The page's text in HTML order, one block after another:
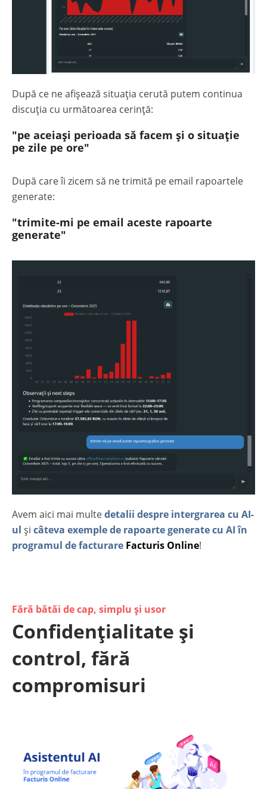
După ce ne afișează situația cerută putem continua
discuția cu următoarea cerință:
"pe aceiași perioada să facem și o situație
pe zile pe ore"
După care îi zicem să ne trimită pe email rapoartele
generate:
"trimite-mi pe email aceste rapoarte
generate"
Avem aici mai multedetalii despre intergrarea cu AI-
ul șicâteva exemple de rapoarte generate cu AI în
programul de facturare Facturis Online!
Fără bătăi de cap, simplu și usor
Confidențialitate și
control, fără
compromisuri